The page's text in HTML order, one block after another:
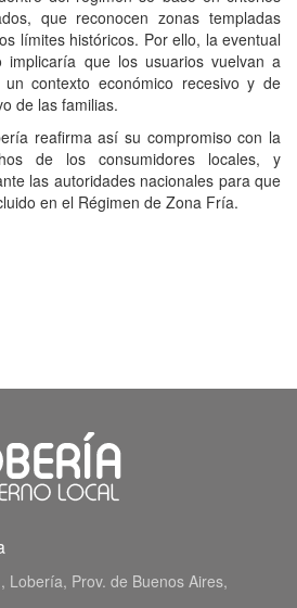
que reconocen zonas templadas
límites históricos. Por ello, la eventual
implicaría que los usuarios vuelvan a
contexto económico recesivo y de
de las familias.
reafirma así su compromiso con la
de los consumidores locales, y
las autoridades nacionales para que
en el Régimen de Zona Fría.
Lobería, Prov. de Buenos Aires,